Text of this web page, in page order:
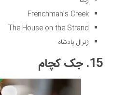
Frenchman’s Creek
The House on the Strand
ژنرال پادشاه
15. جک کچام